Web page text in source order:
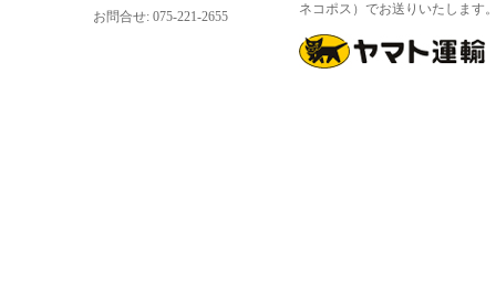
お問合せ: 075-221-2655
ネコポス）でお送りいたします